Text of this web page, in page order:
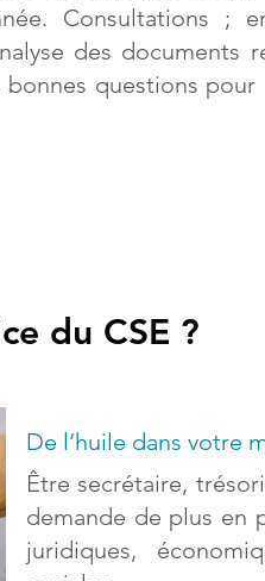
Consultations ;
des documents
questions
du CSE ?
De l’huile dans votre
Être secrétaire,
demande de plus en
juridiques,